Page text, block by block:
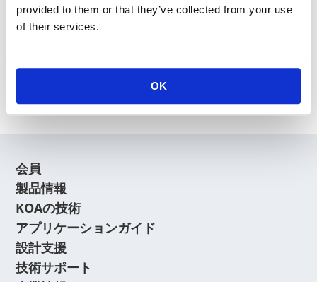
provided to them or that they’ve collected from your use
of their services.
OK
会員登録に関するよくあるご質問はこちら
会員
製品情報
KOAの技術
アプリケーションガイド
設計支援
技術サポート